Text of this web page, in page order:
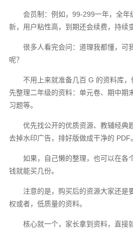
会员制：例如，99-299一年，全年
新，用户粘性高，到期还会续费，持续
很多人看完会问：道理我都懂，可
呢？
不用上来就准备几百 G 的资料库
先整理二年级的资料：单元卷、期中期
习题等。
优先找公开的优质资源、教辅经典
去掉水印广告，排好版做成干净的 PDF
如果，自己懒的整理，也可以在各
钱就能买几份。
注意的是，购买后的资源大家还是
权或者，低质量的资料。
核心就一个，家长拿到资料，直接